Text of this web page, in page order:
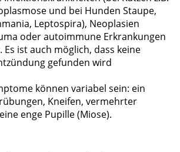
und bei Hunden Staupe,
Leptospira), Neoplasien
oder autoimmune Erkrankungen
ist auch möglich, dass keine
gefunden wird
können variabel sein: ein
Kneifen, vermehrter
enge Pupille (Miose).